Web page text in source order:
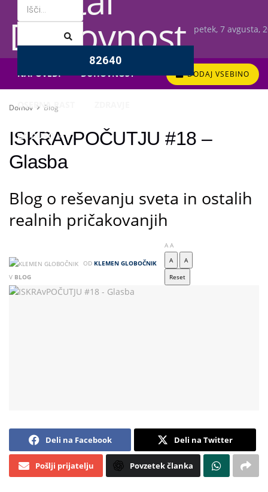
petek, 7 avgusta,
DOGODKI
PONUDNIKI
NAPOVEDI DUHOVNOST
OSEBNA RAST
ZA DUŠO
DODAJ VSEBINO
Domov Blog
ISKRAvPOČUTJU #18 –
Glasba
Blog o reševanju sveta in ostalih
realnih pričakovanjih
OD KLEMEN GLOBOČNIK
V BLOG
A A
A
A
Reset
Deli na Facebook Deli na Twitter
Pošlji prijatelju Povzetek članka